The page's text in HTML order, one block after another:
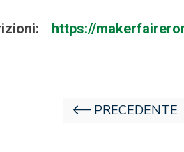
https://
PRECEDENTE